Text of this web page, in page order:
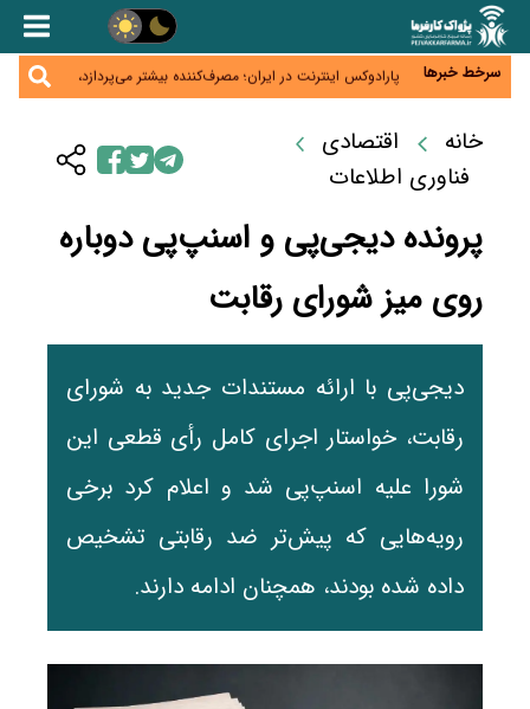
سرخط خبرها
زائران اربعین نگران ارز باقی‌مانده نباشند؛ خرید دینار در
جنگ کریدورها وارد فاز جدید شد؛ سرمایه‌گذاری ۳۴۵
میلیارد دلاری اوراسیا تا ۲۰۳۵
پارادوکس اینترنت در ایران؛ مصرف‌کننده بیشتر می‌پردازد،
شبکه کمتر توسعه می‌یابد
جدید سیاست‌های مالیاتی در حمایت از تولید
معمای تأمین ۸۰ همت معوقات بازنشستگان؛ بانک رفاه
وارد میدان شد
خانه
اقتصادی
فناوری اطلاعات
پرونده دیجی‌پی و اسنپ‌پی دوباره
روی میز شورای رقابت
دیجی‌پی با ارائه مستندات جدید به شورای
رقابت، خواستار اجرای کامل رأی قطعی این
شورا علیه اسنپ‌پی شد و اعلام کرد برخی
رویه‌هایی که پیش‌تر ضد رقابتی تشخیص
داده شده بودند، همچنان ادامه دارند.